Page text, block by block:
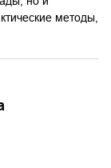
методы,